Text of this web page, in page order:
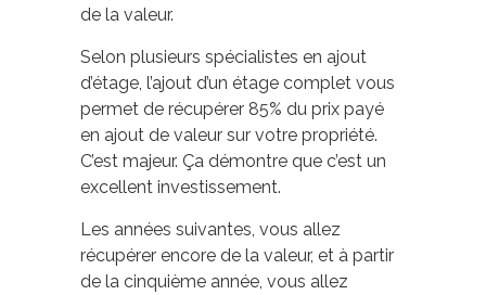
de la valeur.
Selon plusieurs spécialistes en ajout
d’étage, l’ajout d’un étage complet vous
permet de récupérer 85% du prix payé
en ajout de valeur sur votre propriété.
C’est majeur. Ça démontre que c’est un
excellent investissement.
Les années suivantes, vous allez
récupérer encore de la valeur, et à partir
de la cinquième année, vous allez